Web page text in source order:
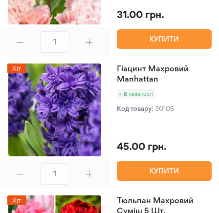
31.00 грн.
КУПИТИ
Хіт
Гіацинт Махровий
Manhattan
В наявності
Код товару: 30105
45.00 грн.
КУПИТИ
Хіт
Тюльпан Махровий
Суміш 5 Шт.